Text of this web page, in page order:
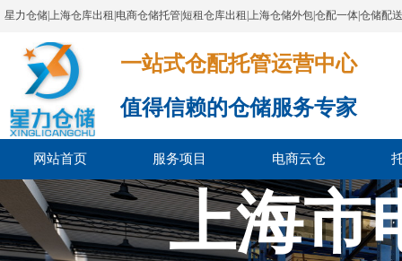
星力仓储|上海仓库出租|电商仓储托管|短租仓库出租|上海仓储外包|仓配一体|仓储配
一站式仓配托管运营中心​​​​​​​​​​​​​​​​​
值得信赖的仓储服务专家
网站首页 服务项目 电商云仓
上海市